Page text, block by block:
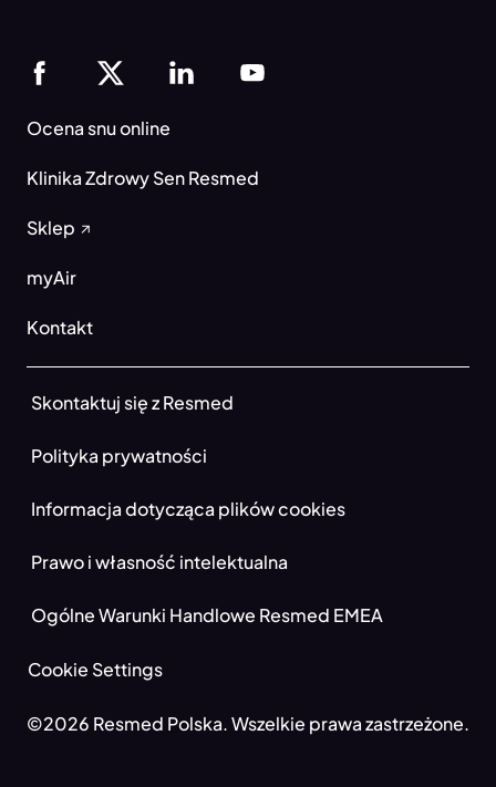
Ocena snu online
Klinika Zdrowy Sen Resmed
Sklep
myAir
Kontakt
Skontaktuj się z Resmed
Polityka prywatności
Informacja dotycząca plików cookies
Prawo i własność intelektualna
Ogólne Warunki Handlowe Resmed EMEA
Cookie Settings
©2026 Resmed Polska. Wszelkie prawa zastrzeżone.